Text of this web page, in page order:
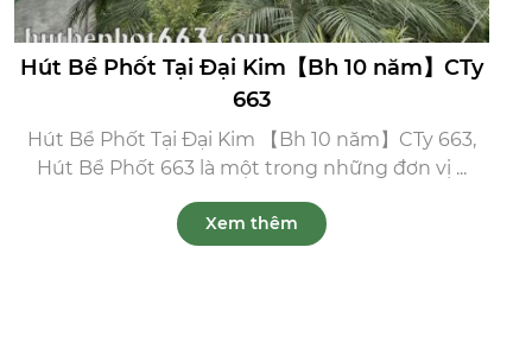
Hút Bể Phốt Tại Đại Kim【Bh 10 năm】CTy
663
Hút Bể Phốt Tại Đại Kim 【Bh 10 năm】CTy 663,
Hút Bể Phốt 663 là một trong những đơn vị ...
Xem thêm